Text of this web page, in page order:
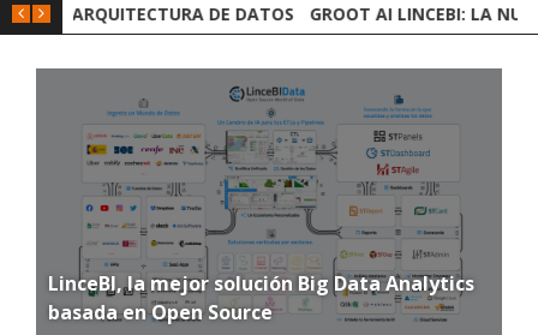
GROOT AI LINCEBI: LA NUEVA PLATAFORMA
LinceBI, la mejor solución Big Data Analytics
basada en Open Source